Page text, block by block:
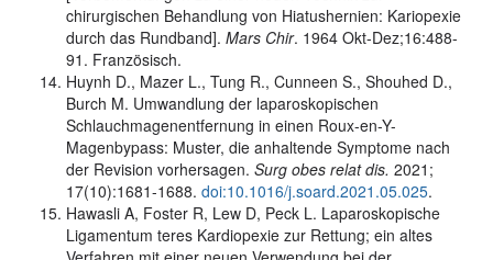
chirurgischen Behandlung von Hiatushernien: Kariopexie
durch das Rundband]. Mars Chir. 1964 Okt-Dez;16:488-
91. Französisch.
Huynh D., Mazer L., Tung R., Cunneen S., Shouhed D.,
Burch M. Umwandlung der laparoskopischen
Schlauchmagenentfernung in einen Roux-en-Y-
Magenbypass: Muster, die anhaltende Symptome nach
der Revision vorhersagen. Surg obes relat dis. 2021;
17(10):1681-1688. doi:10.1016/j.soard.2021.05.025.
Hawasli A, Foster R, Lew D, Peck L. Laparoskopische
Ligamentum teres Kardiopexie zur Rettung; ein altes